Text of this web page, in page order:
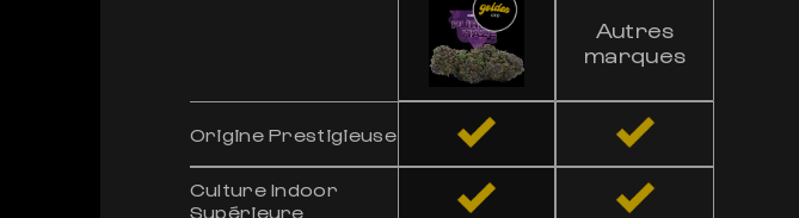
Autres
marques
Origine Prestigieuse
Culture Indoor
Supérieure